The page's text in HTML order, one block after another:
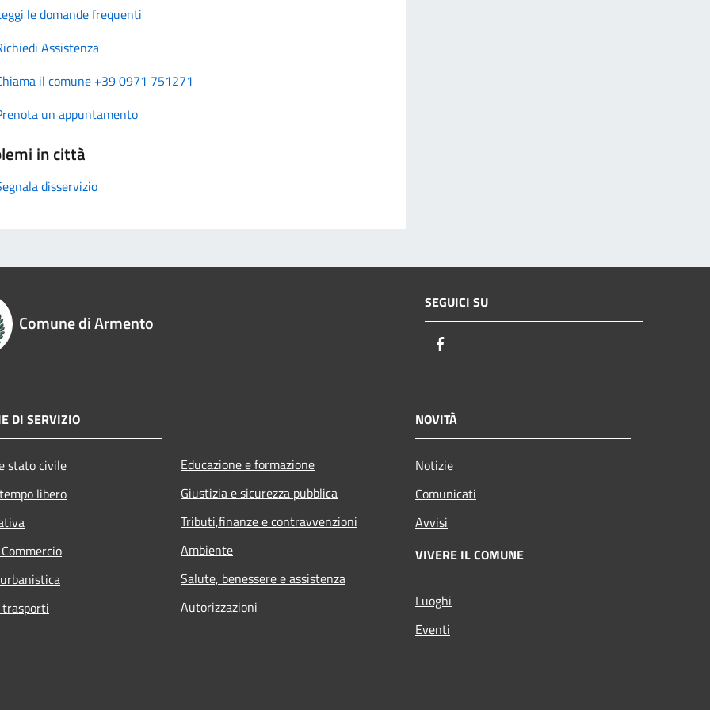
le domande frequenti
Assistenza
il comune +39 0971 751271
un appuntamento
in città
disservizio
Comune di Armento
SEGUICI SU
DI SERVIZIO
stato civile
libero
Educazione e formazione
Giustizia e sicurezza pubblica
Tributi,finanze e contravvenzioni
Ambiente
Salute, benessere e assistenza
Autorizzazioni
NOVITÀ
Notizie
Comunicati
Avvisi
VIVERE IL COMUNE
Luoghi
Eventi